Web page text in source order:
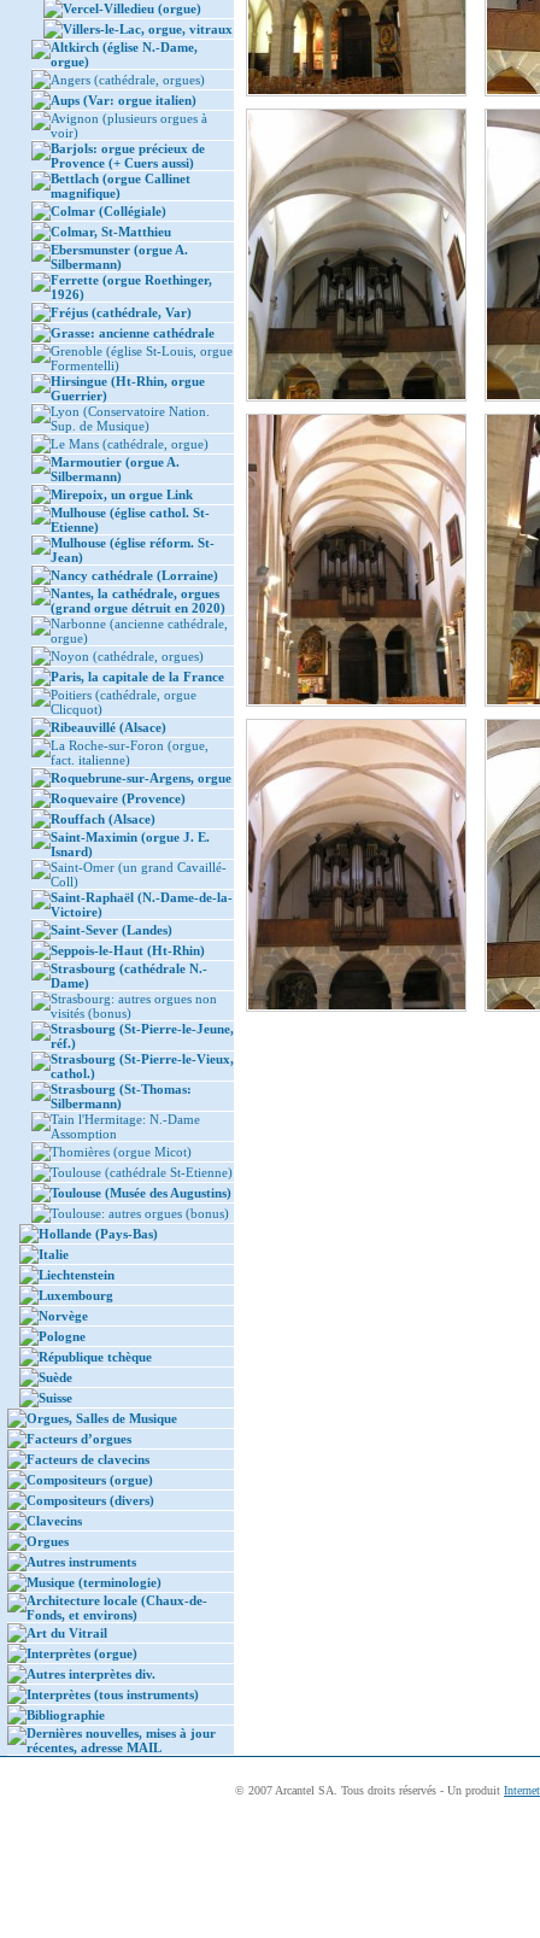
Vercel-Villedieu (orgue)
Villers-le-Lac, orgue, vitraux
Altkirch (église N.-Dame,
orgue)
Angers (cathédrale, orgues)
Aups (Var: orgue italien)
Avignon (plusieurs orgues à
voir)
Barjols: orgue précieux de
Provence (+ Cuers aussi)
Bettlach (orgue Callinet
magnifique)
Colmar (Collégiale)
Colmar, St-Matthieu
Ebersmunster (orgue A.
Silbermann)
Ferrette (orgue Roethinger,
1926)
Fréjus (cathédrale, Var)
Grasse: ancienne cathédrale
Grenoble (église St-Louis, orgue
Formentelli)
Hirsingue (Ht-Rhin, orgue
Guerrier)
Lyon (Conservatoire Nation.
Sup. de Musique)
Le Mans (cathédrale, orgue)
Marmoutier (orgue A.
Silbermann)
Mirepoix, un orgue Link
Mulhouse (église cathol. St-
Etienne)
Mulhouse (église réform. St-
Jean)
Nancy cathédrale (Lorraine)
Nantes, la cathédrale, orgues
(grand orgue détruit en 2020)
Narbonne (ancienne cathédrale,
orgue)
Noyon (cathédrale, orgues)
Paris, la capitale de la France
Poitiers (cathédrale, orgue
Clicquot)
Ribeauvillé (Alsace)
La Roche-sur-Foron (orgue,
fact. italienne)
Roquebrune-sur-Argens, orgue
Roquevaire (Provence)
Rouffach (Alsace)
Saint-Maximin (orgue J. E.
Isnard)
Saint-Omer (un grand Cavaillé-
Coll)
Saint-Raphaël (N.-Dame-de-la-
Victoire)
Saint-Sever (Landes)
Seppois-le-Haut (Ht-Rhin)
Strasbourg (cathédrale N.-
Dame)
Strasbourg: autres orgues non
visités (bonus)
Strasbourg (St-Pierre-le-Jeune,
réf.)
Strasbourg (St-Pierre-le-Vieux,
cathol.)
Strasbourg (St-Thomas:
Silbermann)
Tain l'Hermitage: N.-Dame
Assomption
Thomières (orgue Micot)
Toulouse (cathédrale St-Etienne)
Toulouse (Musée des Augustins)
Toulouse: autres orgues (bonus)
Hollande (Pays-Bas)
Italie
Liechtenstein
Luxembourg
Norvège
Pologne
République tchèque
Suède
Suisse
Orgues, Salles de Musique
Facteurs d’orgues
Facteurs de clavecins
Compositeurs (orgue)
Compositeurs (divers)
Clavecins
Orgues
Autres instruments
Musique (terminologie)
Architecture locale (Chaux-de-
Fonds, et environs)
Art du Vitrail
Interprètes (orgue)
Autres interprètes div.
Interprètes (tous instruments)
Bibliographie
Dernières nouvelles, mises à jour
récentes, adresse MAIL
© 2007 Arcantel SA. Tous droits réservés - Un produit